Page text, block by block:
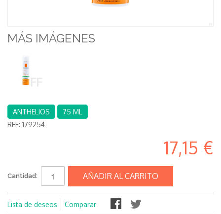
MÁS IMÁGENES
ANTHELIOS
75 ML
REF: 179254
17,15 €
Cantidad: AÑADIR AL CARRITO
Lista de deseos Comparar